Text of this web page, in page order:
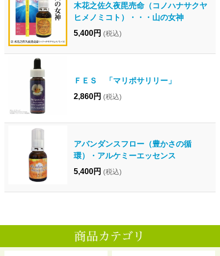
木花之佐久夜毘売命（コノハナサクヤ
ヒメノミコト）・・・山の女神
5,400円 (税込)
ＦＥＳ 「マリポサリリー」
2,860円 (税込)
アバンダンスフロー（豊かさの循
環）・アルケミーエッセンス
5,400円 (税込)